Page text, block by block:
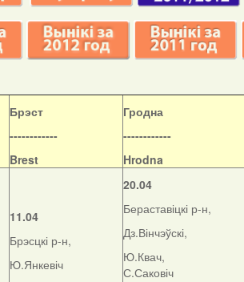
Брэст
------------
Brest
Гродна
------------
Hrodna
11.04
Брэсцкі р-н,
Ю.Янкевіч
20.04
Бераставіцкі р-н,
Дз.Вінчэўскі,
Ю.Квач,
С.Саковіч